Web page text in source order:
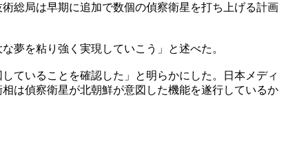
総局は早期に追加で数個の偵察衛星を打ち上げる計画
夢を粘り強く実現していこう」と述べた。
ていることを確認した」と明らかにした。日本メディ
は偵察衛星が北朝鮮が意図した機能を遂行しているか